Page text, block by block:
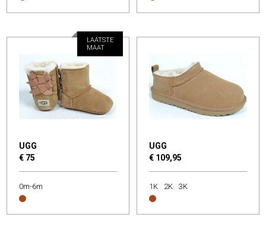
UGG
€ 75
LAATSTE
MAAT
0m-6m
UGG
€ 109,95
1K 2K 3K